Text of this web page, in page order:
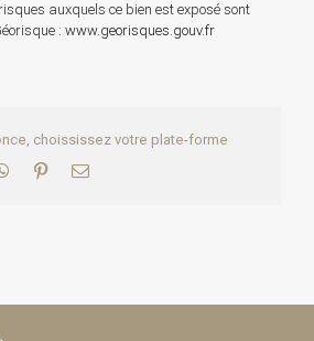
auxquels ce bien est exposé sont
: www.georisques.gouv.fr
choississez votre plate-forme
WhatsApp
PinterestEmail